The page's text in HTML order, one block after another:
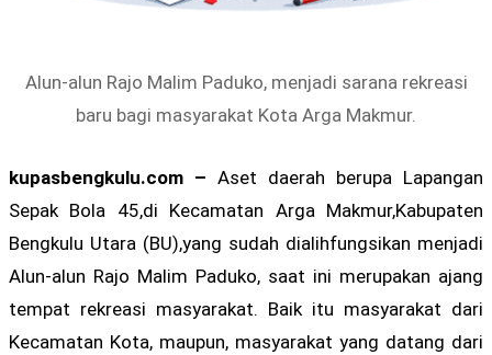
Alun-alun Rajo Malim Paduko, menjadi sarana rekreasi
baru bagi masyarakat Kota Arga Makmur.
kupasbengkulu.com – Aset daerah berupa Lapangan
Sepak Bola 45,di Kecamatan Arga Makmur,Kabupaten
Bengkulu Utara (BU),yang sudah dialihfungsikan menjadi
Alun-alun Rajo Malim Paduko, saat ini merupakan ajang
tempat rekreasi masyarakat. Baik itu masyarakat dari
Kecamatan Kota, maupun, masyarakat yang datang dari